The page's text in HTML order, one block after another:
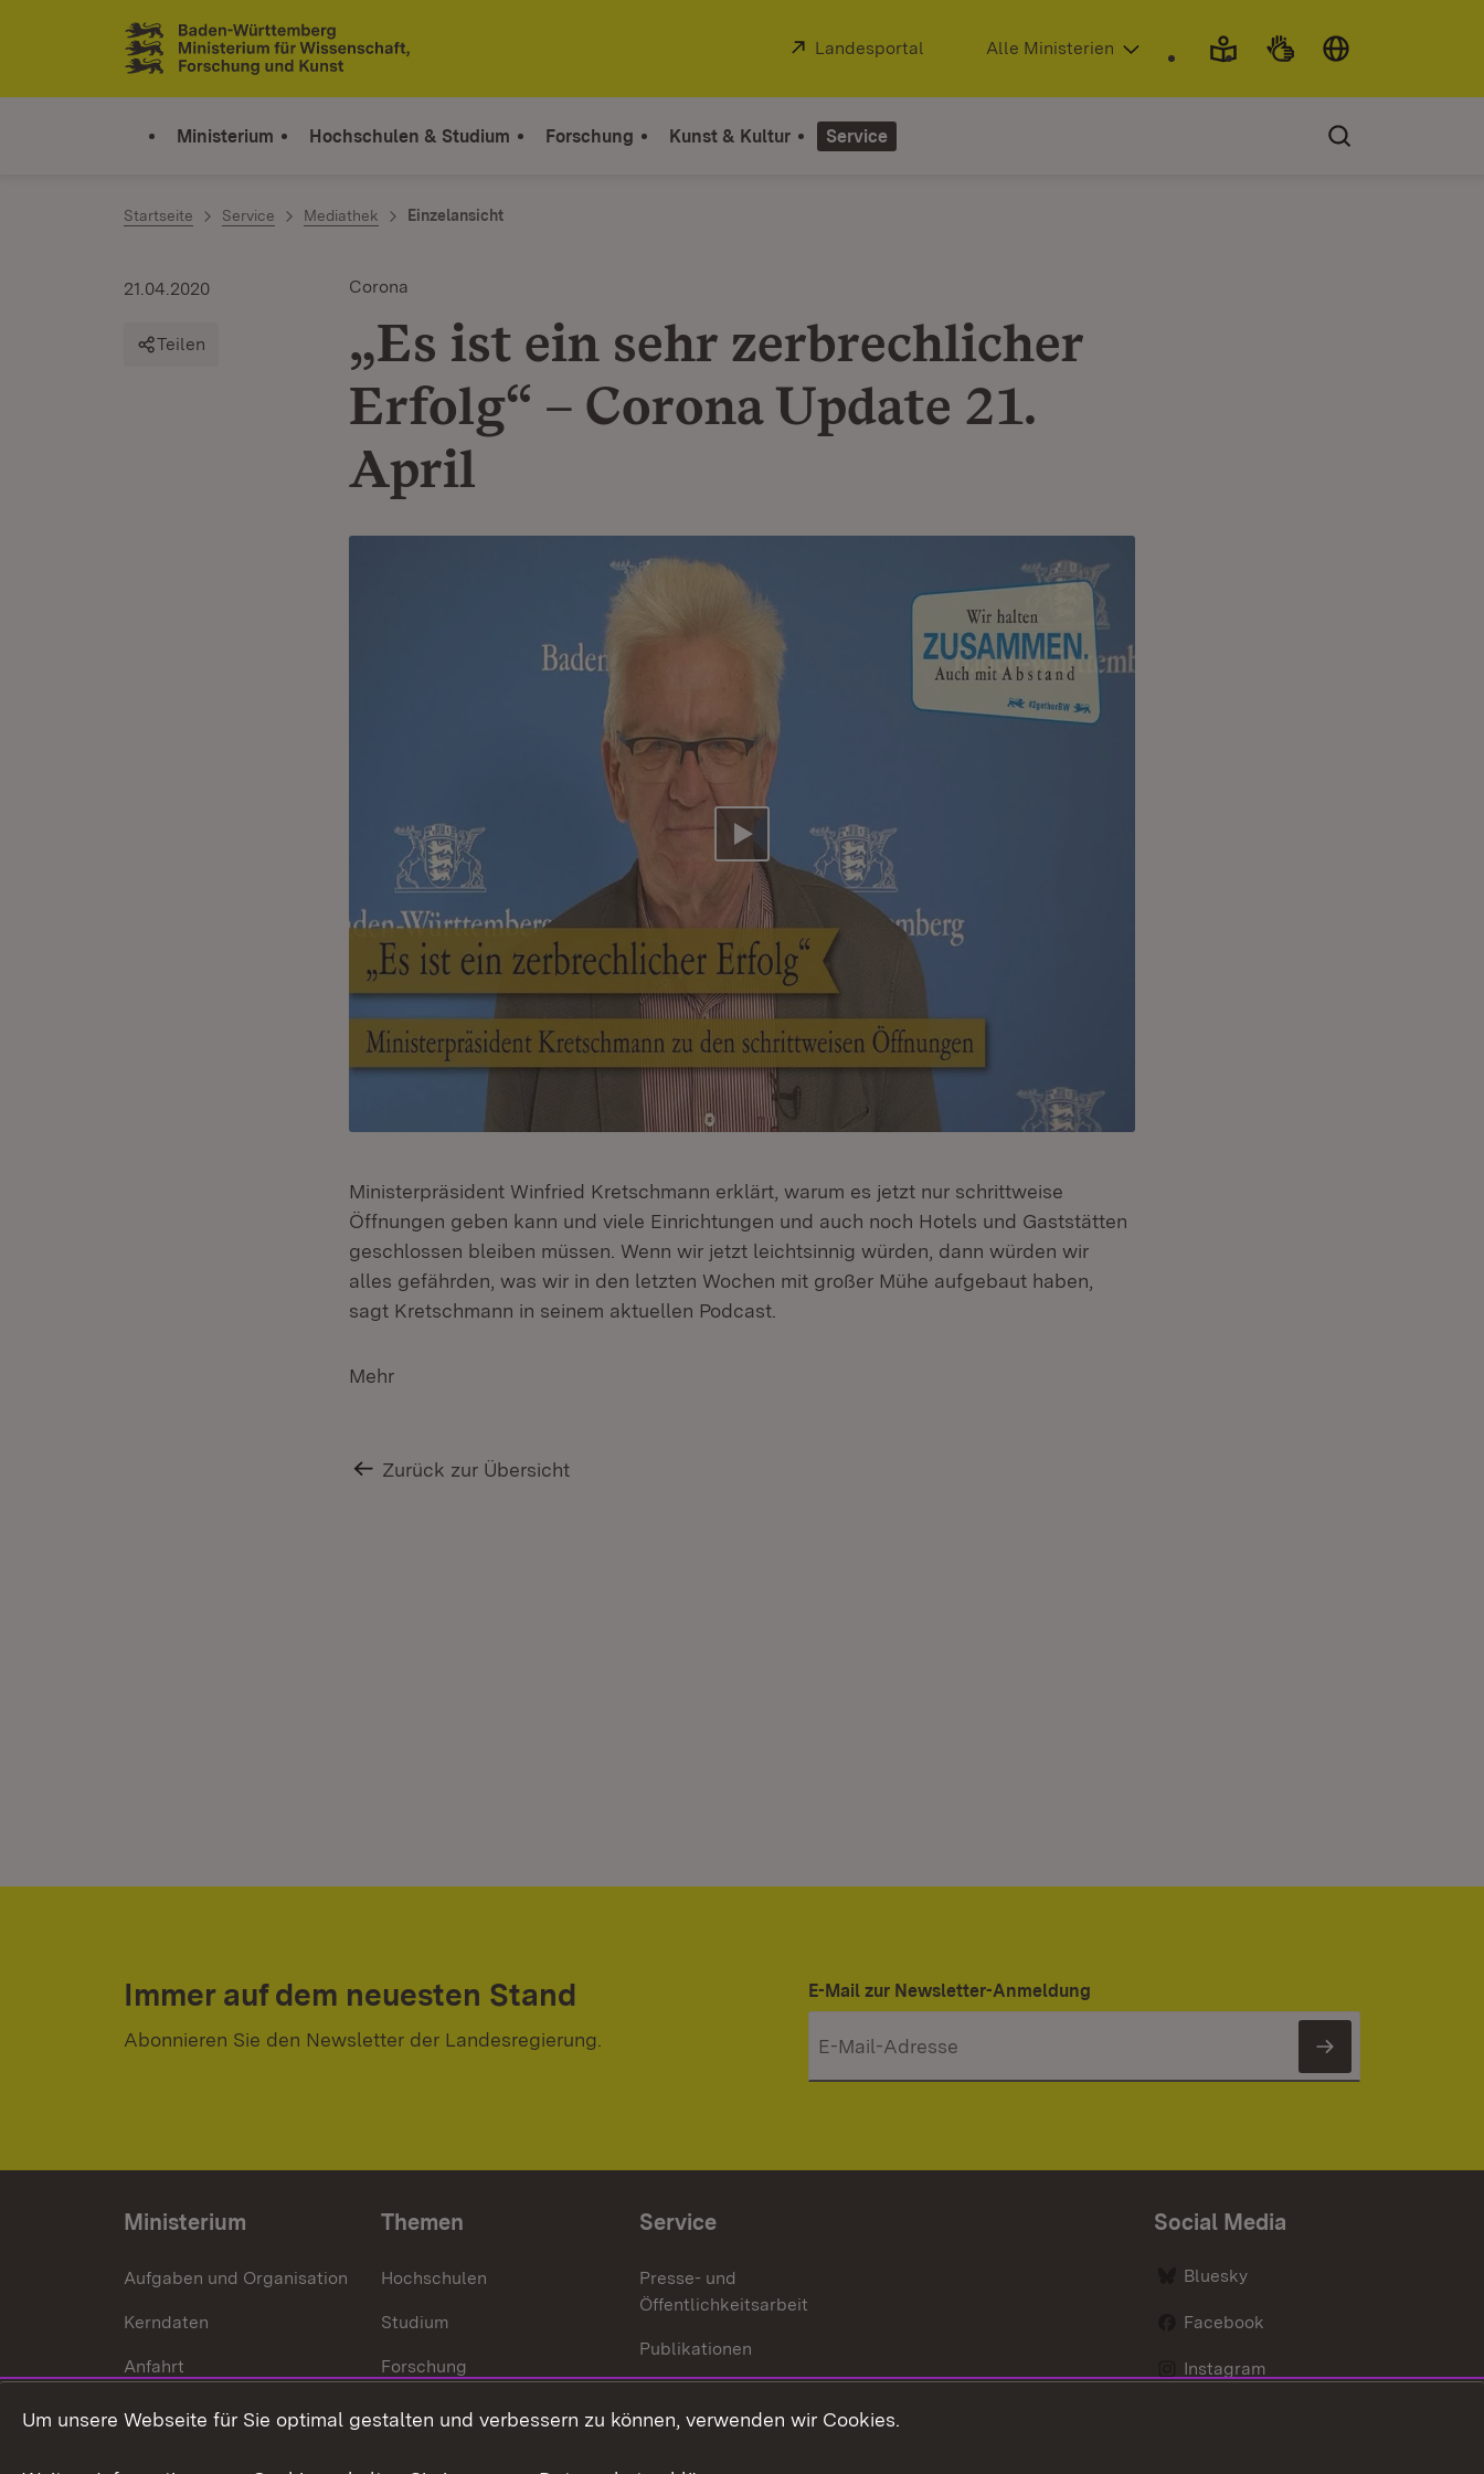
Zum Inhalt springen
Link zur Startseite
Extern:
Landesportal (Öffnet in neuem Fenster)
Alle Ministerien
Ministerium Hochschulen & Studium Forschung Kunst & Kultur Service
Startseite Service Mediathek Einzelansicht
Corona
„Es ist ein sehr zerbrechlicher
Erfolg“ – Corona Update 21.
April
21.04.2020
Teilen
Video abspielen
Ministerpräsident Winfried Kretschmann erklärt, warum es jetzt nur schrittweise
Öffnungen geben kann und viele Einrichtungen und auch noch Hotels und Gaststätten
geschlossen bleiben müssen. Wenn wir jetzt leichtsinnig würden, dann würden wir
alles gefährden, was wir in den letzten Wochen mit großer Mühe aufgebaut haben,
sagt Kretschmann in seinem aktuellen Podcast.
Mehr
Zurück zur Übersicht
Immer auf dem neuesten Stand
Abonnieren Sie den Newsletter der Landesregierung.
E-Mail zur Newsletter-Anmeldung
Newsletter
Ministerium
Aufgaben und Organisation
Kerndaten
Anfahrt
Themen
Hochschulen
Studium
Forschung
Internationales
Service
Presse- und
Öffentlichkeitsarbeit
Publikationen
Mediathek
Social Media
Bluesky
Facebook
Instagram
Um unsere Webseite für Sie optimal gestalten und verbessern zu können, verwenden wir Cookies.